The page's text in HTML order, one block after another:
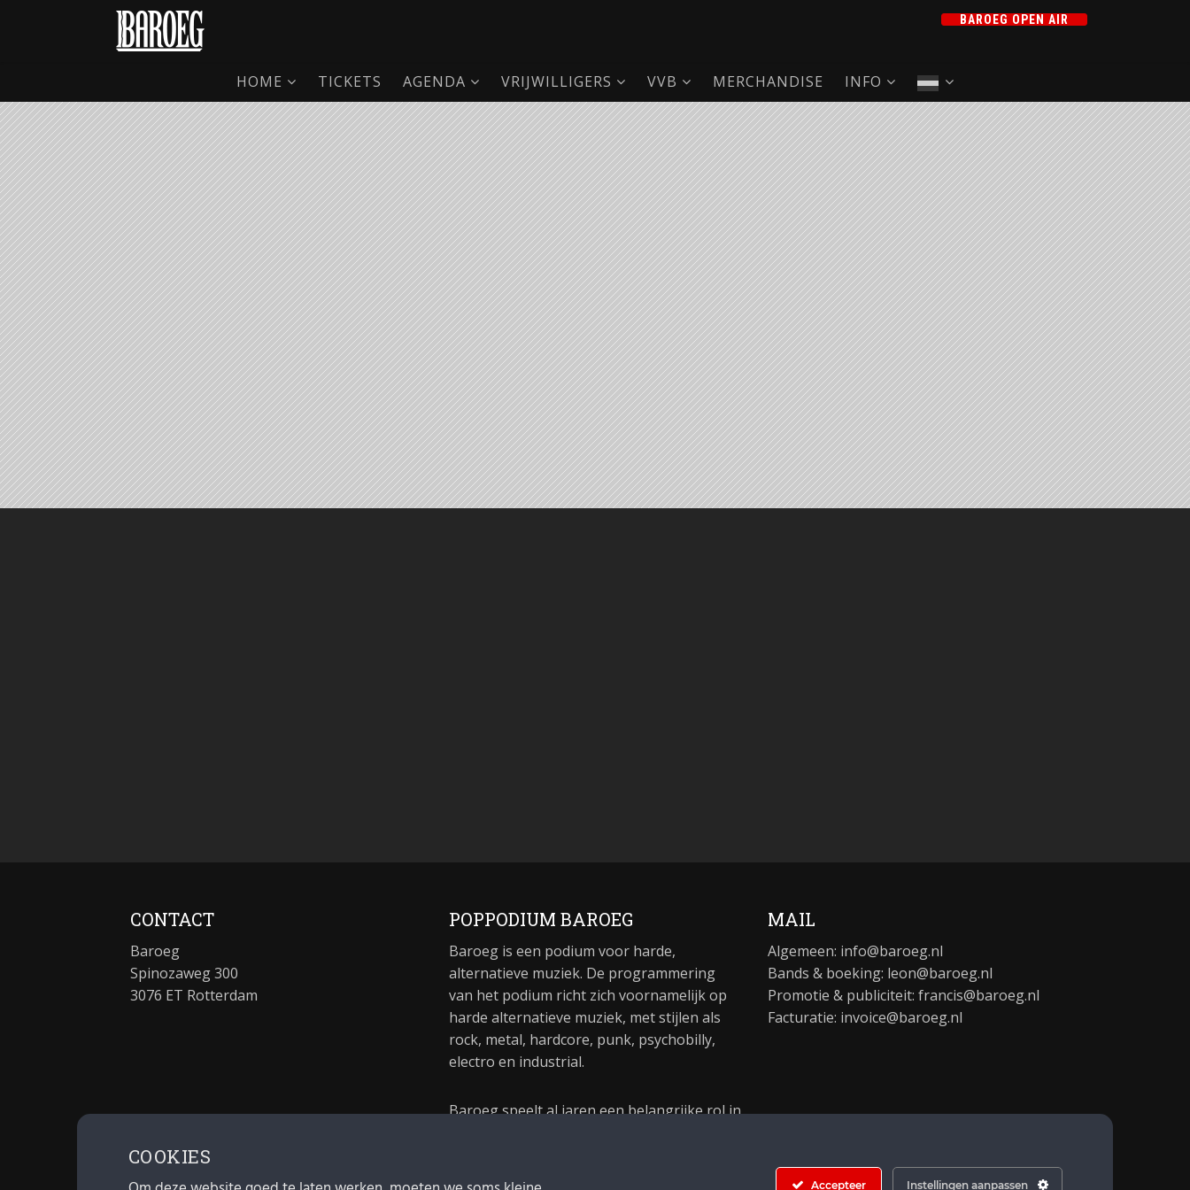
BAROEG OPEN AIR
HOME TICKETS AGENDA VRIJWILLIGERS VVB MERCHANDISE INFO
CONTACT
Baroeg
Spinozaweg 300
3076 ET Rotterdam
POPPODIUM BAROEG
Baroeg is een podium voor harde,
alternatieve muziek. De programmering
van het podium richt zich voornamelijk op
harde alternatieve muziek, met stijlen als
rock, metal, hardcore, punk, psychobilly,
electro en industrial.
Baroeg speelt al jaren een belangrijke rol in
MAIL
Algemeen: info@baroeg.nl
Bands & boeking: leon@baroeg.nl
Promotie & publiciteit: francis@baroeg.nl
Facturatie: invoice@baroeg.nl
COOKIES
Accepteer Instellingen aanpassen